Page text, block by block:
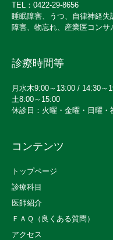
TEL：0422-29-8656
睡眠障害、うつ、自律神経
障害、物忘れ、産業医コンサ
診療時間等
月水木9:00～13:00 / 14:30～
土8:00～15:00
休診日：火曜・金曜・日曜・
コンテンツ
トップページ
診療科目
医師紹介
ＦＡＱ（良くある質問）
アクセス